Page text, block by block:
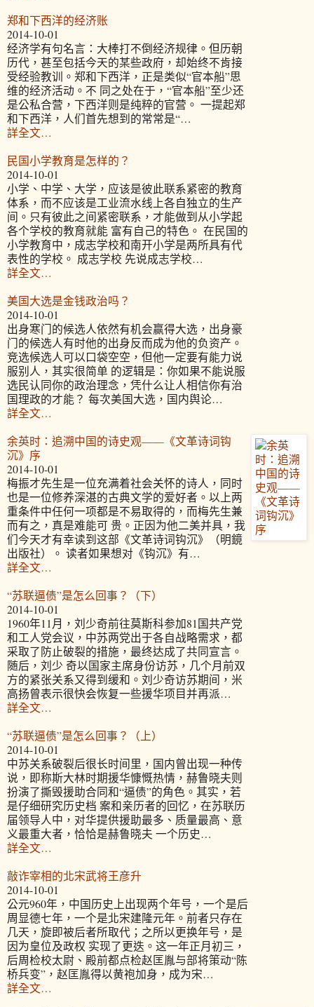
郑和下西洋的经济账
2014-10-01
经济学有句名言：大棒打不倒经济规律。但历朝
历代，甚至包括今天的某些政府，却始终不肯接
受经验教训。郑和下西洋，正是类似“官本船”思
维的经济活动。不 同之处在于，“官本船”至少还
是公私合营，下西洋则是纯粹的官营。 一提起郑
和下西洋，人们首先想到的常常是“…
詳全文…
民国小学教育是怎样的？
2014-10-01
小学、中学、大学，应该是彼此联系紧密的教育
体系，而不应该是工业流水线上各自独立的生产
间。只有彼此之间紧密联系，才能做到从小学起
各个学校的教育就能 富有自己的特色。 在民国的
小学教育中，成志学校和南开小学是两所具有代
表性的学校。 成志学校 先说成志学校…
詳全文…
美国大选是金钱政治吗？
2014-10-01
出身寒门的候选人依然有机会赢得大选，出身豪
门的候选人有时他的出身反而成为他的负资产。
竞选候选人可以口袋空空，但他一定要有能力说
服别人，其实很简单 的逻辑是：你如果不能说服
选民认同你的政治理念，凭什么让人相信你有治
国理政的才能？ 每次美国大选，国内舆论…
詳全文…
余英时：追溯中国的诗史观——《文革诗词钩
沉》序
2014-10-01
梅振才先生是一位充满着社会关怀的诗人，同时
也是一位修养深湛的古典文学的爱好者。以上两
重条件中任何一项都是不易取得的，而梅先生兼
而有之，真是难能可 贵。正因为他二美并具，我
们今天才有幸读到这部《文革诗词钩沉》（明鏡
出版社）。 读者如果想对《钩沉》有…
詳全文…
“苏联逼债”是怎么回事？（下）
2014-10-01
1960年11月，刘少奇前往莫斯科参加81国共产党
和工人党会议，中苏两党出于各自战略需求，都
采取了防止破裂的措施，最终达成了共同宣言。
随后，刘少 奇以国家主席身份访苏，几个月前双
方的紧张关系又得到缓和。刘少奇访苏期间，米
高扬曾表示很快会恢复一些援华项目并再派…
詳全文…
“苏联逼债”是怎么回事？（上）
2014-10-01
中苏关系破裂后很长时间里，国内曾出现一种传
说，即称斯大林时期援华慷慨热情，赫鲁晓夫则
扮演了撕毁援助合同和“逼债”的角色。其实，若
是仔细研究历史档 案和亲历者的回忆，在苏联历
届领导人中，对华提供援助最多、质量最高、意
义最重大者，恰恰是赫鲁晓夫 一个历史…
詳全文…
敲诈宰相的北宋武将王彦升
2014-10-01
公元960年，中国历史上出现两个年号，一个是后
周显德七年，一个是北宋建隆元年。前者只存在
几天，旋即被后者所取代；之所以更换年号，是
因为皇位及政权 实现了更迭。这一年正月初三，
后周检校太尉、殿前都点检赵匡胤与部将策动“陈
桥兵变”，赵匡胤得以黄袍加身，成为宋…
詳全文…